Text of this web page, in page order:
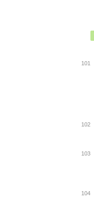
101
102
103
104